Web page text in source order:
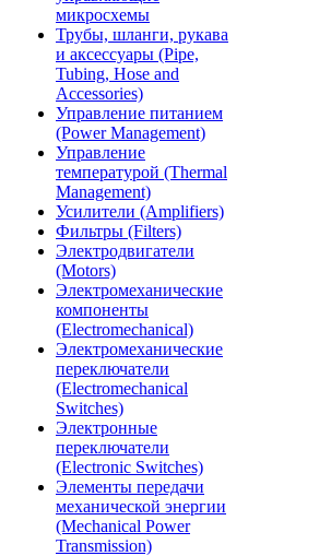
микросхемы
Трубы, шланги, рукава
и аксессуары (Pipe,
Tubing, Hose and
Accessories)
Управление питанием
(Power Management)
Управление
температурой (Thermal
Management)
Усилители (Amplifiers)
Фильтры (Filters)
Электродвигатели
(Motors)
Электромеханические
компоненты
(Electromechanical)
Электромеханические
переключатели
(Electromechanical
Switches)
Электронные
переключатели
(Electronic Switches)
Элементы передачи
механической энергии
(Mechanical Power
Transmission)